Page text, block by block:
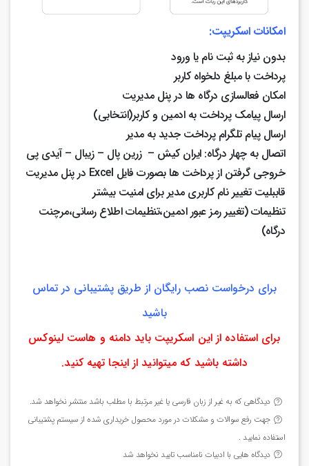
امکانات اسکریپت:
بدون نیاز به ثبت نام یا ورود
پرداخت با مبلغ دلخواه کاربر
امکان فعالسازی درگاه ها در پنل مدیریت
ارسال پیامک پرداخت به ادمین و کاربر(انتخابی)
ارسال پیام تلگرام پرداخت جدید به مدیر
اتصال به چهار درگاه: ایران کیش – زرین پال – زیبال – آیدی پی
خروجی گرفتن از پرداخت ها بصورت فایل Excel در پنل مدیریت
قاببلیت تغییر نام کاربری مدیر برای امنیت بیشتر
تنظیمات (تغییر رمز عبور ادمین،تنظیمات اطلاع رسانی،مرچنت
درگاه)
برای درخواست نصب رایگان از طریق پشتیبانی در تماس
باشید
برای استفاده از این اسکریپت باید دامنه و هاست لینوکس
داشته باشید که میتوانید از اینجا تهیه کنید.
دیدگاهی که به غیر از زبان فارسی یا غیر مرتبط با مطلب باشد منتشر نخواهد شد.
جهت رفع سوالات و مشکلات در مورد محصول خریداری شده از سیستم پشتیبانی
استفاده نمایید .
دیدگاه هایی با ادبیات نامناسب تایید نخواهد شد